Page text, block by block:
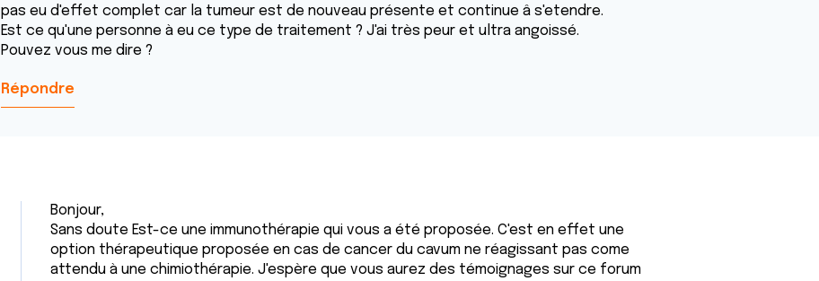
pas eu d'effet complet car la tumeur est de nouveau présente et continue â s'etendre.
Est ce qu'une personne à eu ce type de traitement ? J'ai très peur et ultra angoissé.
Pouvez vous me dire ?
Répondre
Bonjour,
Sans doute Est-ce une immunothérapie qui vous a été proposée. C'est en effet une
option thérapeutique proposée en cas de cancer du cavum ne réagissant pas come
attendu à une chimiothérapie. J'espère que vous aurez des témoignages sur ce forum